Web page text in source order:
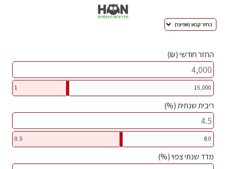
החזר חודשי (₪)
1 15,000
ריבית שנתית (%)
0.5 8.0
מדד שנתי צפוי (%)